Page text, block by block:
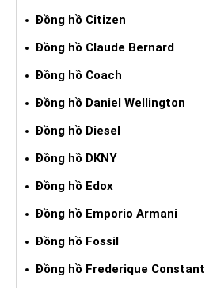
Đồng hồ Citizen
Đồng hồ Claude Bernard
Đồng hồ Coach
Đồng hồ Daniel Wellington
Đồng hồ Diesel
Đồng hồ DKNY
Đồng hồ Edox
Đồng hồ Emporio Armani
Đồng hồ Fossil
Đồng hồ Frederique Constant